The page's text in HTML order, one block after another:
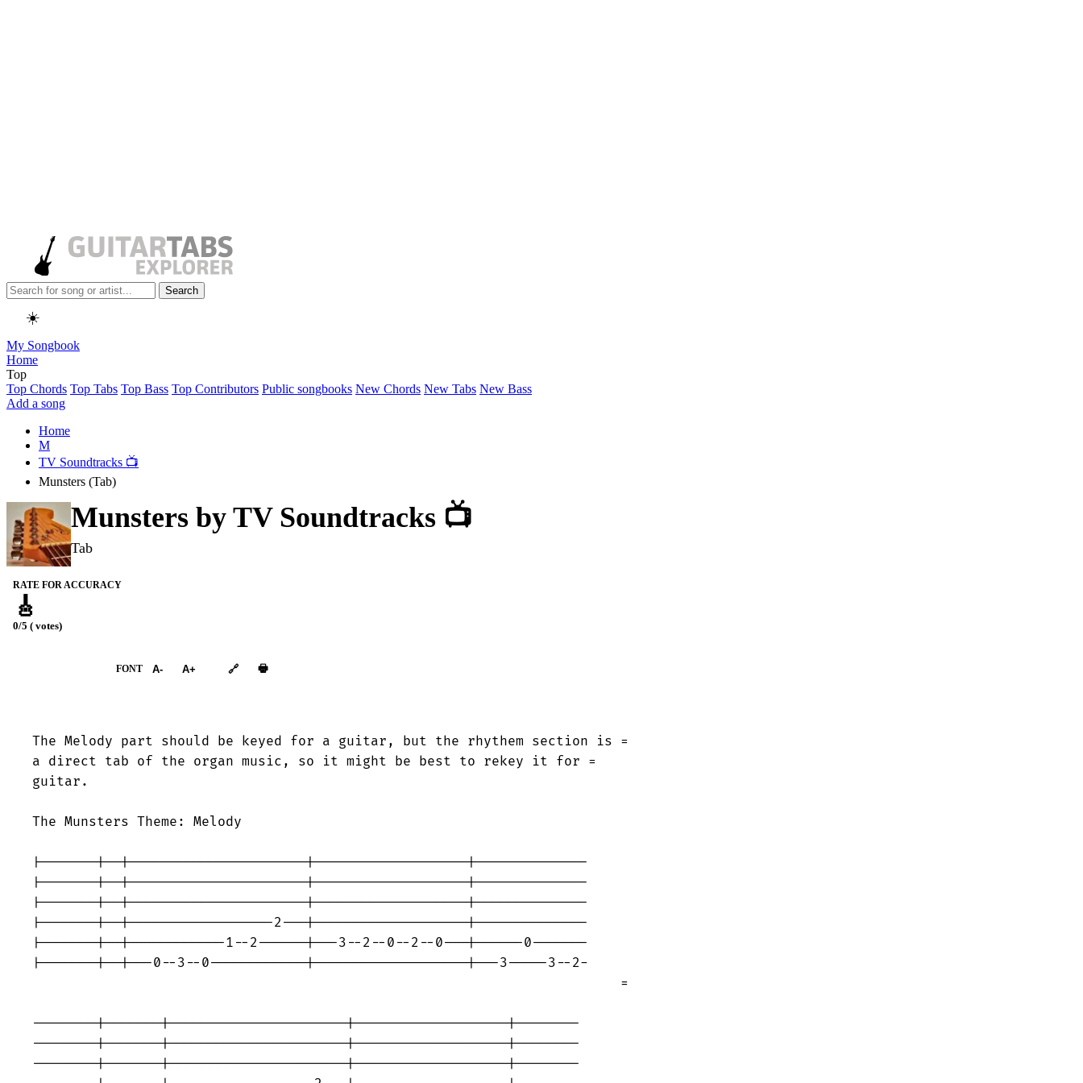
Search
☀️
My Songbook
Home
Top
Top Chords Top Tabs Top Bass Top Contributors Public songbooks New Chords New Tabs New Bass
Add a song
Home
M
TV Soundtracks 📺
Munsters (Tab)
Munsters by TV Soundtracks 📺
Tab
RATE FOR ACCURACY
🎸
0/5 ( votes)
FONT A- A+ 🔗 🖶
The Melody part should be keyed for a guitar, but the rhythem section is =
a direct tab of the organ music, so it might be best to rekey it for =
guitar.
The Munsters Theme: Melody
|-------|--|----------------------|-------------------|--------------
|-------|--|----------------------|-------------------|--------------
|-------|--|----------------------|-------------------|--------------
|-------|--|------------------2---|-------------------|--------------
|-------|--|------------1--2------|---3--2--0--2--0---|------0-------
|-------|--|---0--3--0------------|-------------------|---3-----3--2-
                                                                         =
--------|-------|----------------------|-------------------|--------
--------|-------|----------------------|-------------------|--------
--------|-------|----------------------|-------------------|--------